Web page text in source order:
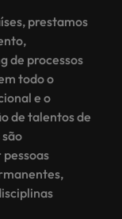
prestamos
de processos
todo o
e o
de talentos de